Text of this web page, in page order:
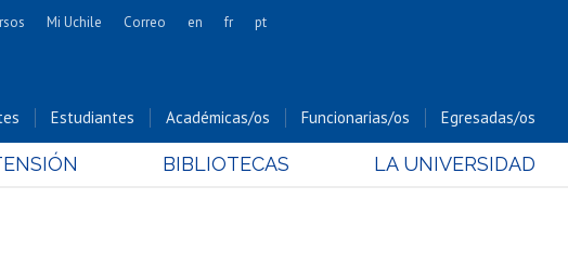
Cs. Forestales y Conservación
Cs. Sociales
Mi Uchile Correo en fr pt
Estudiantes Académicas/os Funcionarias/os Egresadas/os
BIBLIOTECAS LA UNIVERSIDAD